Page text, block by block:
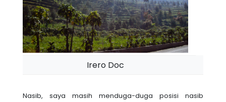
Irero Doc
Nasib, saya masih menduga-duga posisi nasib